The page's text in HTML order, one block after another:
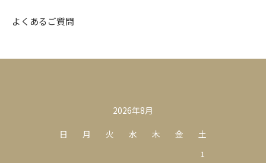
よくあるご質問
2026年8月
日
月 火 水 木 金 土
1